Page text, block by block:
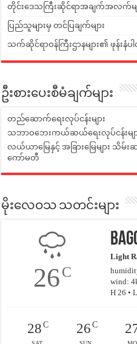
တိုင်းဒေသကြီးဆိုင်ရာအချက်အလက်မျ
ပြည်သူများမှ တင်ပြချက်များ
သက်ဆိုင်ရာဝန်ကြီးဌာနများ၏ ဖုန်းနံပါ
ဦးစားပေးစီမံချက်များ
တည်ဆောက်ရေးလုပ်ငန်းများ
သဘာဝဘေးကယ်ဆယ်ရေးလုပ်ငန်းမျာ
လယ်ယာမြေနှင့် အခြားမြေများ သိမ်း
ကော်မတီ
မိုးလေဝသ သတင်းများ
26C
Light
wind:
H 26 •
28C 26C